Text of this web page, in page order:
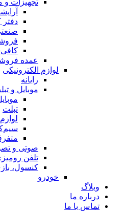
دفتر
عمده
لوازم الکترونیکی
رایانه
موبایل و
موبایل
تبلت
صوتی و
تلفن
کنسول،
خودرو
وبلاگ
درباره ما
تماس با ما